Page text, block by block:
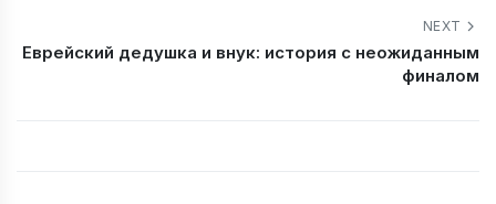
NEXT
Еврейский дедушка и внук: история с неожиданным
финалом